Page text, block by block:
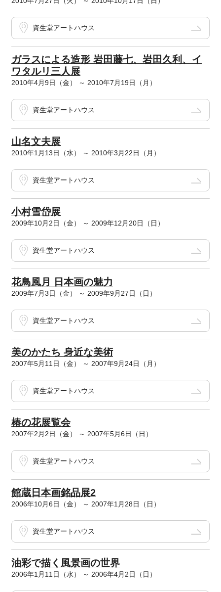
資生堂アートハウス
ガラスによる造形 岩田藤七、岩田久利、イ
ワタルリ三人展
2010年4月9日（金） ～ 2010年7月19日（月）
資生堂アートハウス
山名文夫展
2010年1月13日（水） ～ 2010年3月22日（月）
資生堂アートハウス
小村雪岱展
2009年10月2日（金） ～ 2009年12月20日（日）
資生堂アートハウス
花鳥風月 日本画の魅力
2009年7月3日（金） ～ 2009年9月27日（日）
資生堂アートハウス
美のかたち 身近な美術
2007年5月11日（金） ～ 2007年9月24日（月）
資生堂アートハウス
椿の花展覧会
2007年2月2日（金） ～ 2007年5月6日（日）
資生堂アートハウス
館蔵日本画銘品展2
2006年10月6日（金） ～ 2007年1月28日（日）
資生堂アートハウス
油彩で描く風景画の世界
2006年1月11日（水） ～ 2006年4月2日（日）